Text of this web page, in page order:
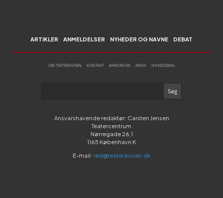
ARTIKLER ANMELDELSER NYHEDER OG NAVNE DEBAT
OM TEATERAVISEN KONTAKT ANNONCER ARKIV NYHEDSMAIL
Ansvarshavende redaktør: Carsten Jensen
Teatercentrum
Nørregade 26,1
1165 København K
E-mail: red@teateravisen.dk